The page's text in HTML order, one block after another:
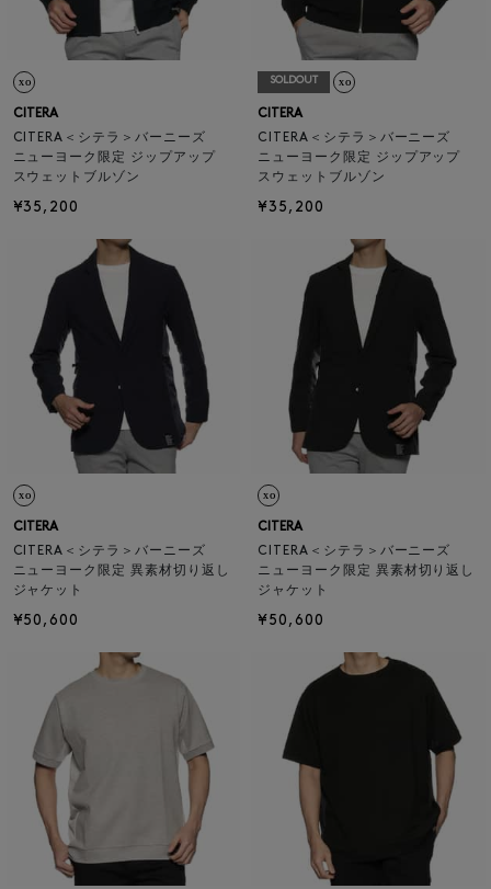
CITERA
CITERA＜シテラ＞バーニーズ
ニューヨーク限定 ジップアップ
スウェットブルゾン
¥35,200
SOLDOUT
CITERA
CITERA＜シテラ＞バーニーズ
ニューヨーク限定 ジップアップ
スウェットブルゾン
¥35,200
CITERA
CITERA＜シテラ＞バーニーズ
ニューヨーク限定 異素材切り返し
ジャケット
¥50,600
CITERA
CITERA＜シテラ＞バーニーズ
ニューヨーク限定 異素材切り返し
ジャケット
¥50,600